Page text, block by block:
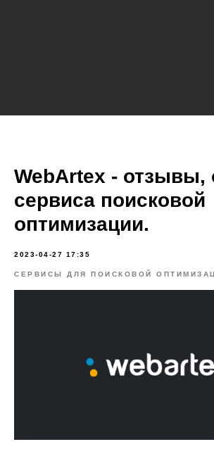
WebArtex - отзывы,
сервиса поисковой
оптимизации.
2023-04-27 17:35
СЕРВИСЫ ДЛЯ ПОИСКОВОЙ